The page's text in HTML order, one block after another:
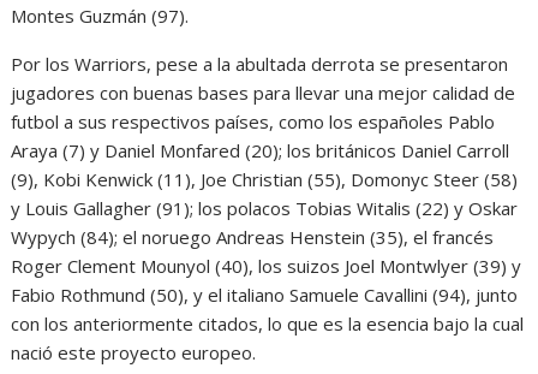
Montes Guzmán (97).
Por los Warriors, pese a la abultada derrota se presentaron
jugadores con buenas bases para llevar una mejor calidad de
futbol a sus respectivos países, como los españoles Pablo
Araya (7) y Daniel Monfared (20); los británicos Daniel Carroll
(9), Kobi Kenwick (11), Joe Christian (55), Domonyc Steer (58)
y Louis Gallagher (91); los polacos Tobias Witalis (22) y Oskar
Wypych (84); el noruego Andreas Henstein (35), el francés
Roger Clement Mounyol (40), los suizos Joel Montwlyer (39) y
Fabio Rothmund (50), y el italiano Samuele Cavallini (94), junto
con los anteriormente citados, lo que es la esencia bajo la cual
nació este proyecto europeo.